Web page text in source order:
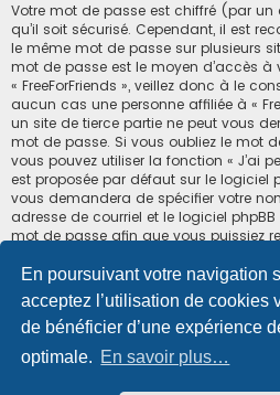
En poursuivant votre navigation
acceptez l’utilisation de cookies
de bénéficier d’une expérience
optimale. En savoir plus…
Votre mot de passe est chiffré (par
qu’il soit sécurisé. Cependant, il est
le même mot de passe sur plusieurs
mot de passe est le moyen d’accès à
« FreeForFriends », veillez donc à le
aucun cas une personne affiliée à «
un site de tierce partie ne peut vous
mot de passe. Si vous oubliez le mot
vous pouvez utiliser la fonction « J’ai
est proposée par défaut sur le logiciel
vous demandera de spécifier votre
adresse de courriel et le logiciel
mot de passe afin que vous puissiez
Accueil du forum